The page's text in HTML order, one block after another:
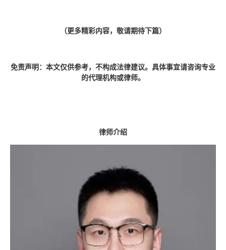
（更多精彩内容，敬请期待下篇）
免责声明：本文仅供参考，不构成法律建议。具体事宜请咨询专业
的代理机构或律师。
律师介绍